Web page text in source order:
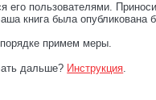
его пользователями.
книга была опубликована
примем меры.
дальше? Инструкция.